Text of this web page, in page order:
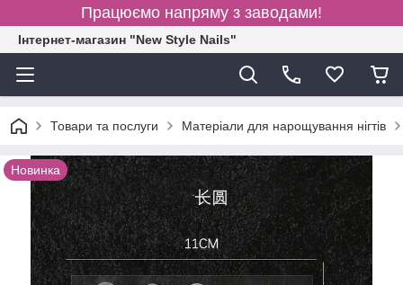
Працюємо напряму з заводами!
Інтернет-магазин "New Style Nails"
Товари та послуги Матеріали для нарощування нігтів
Новинка